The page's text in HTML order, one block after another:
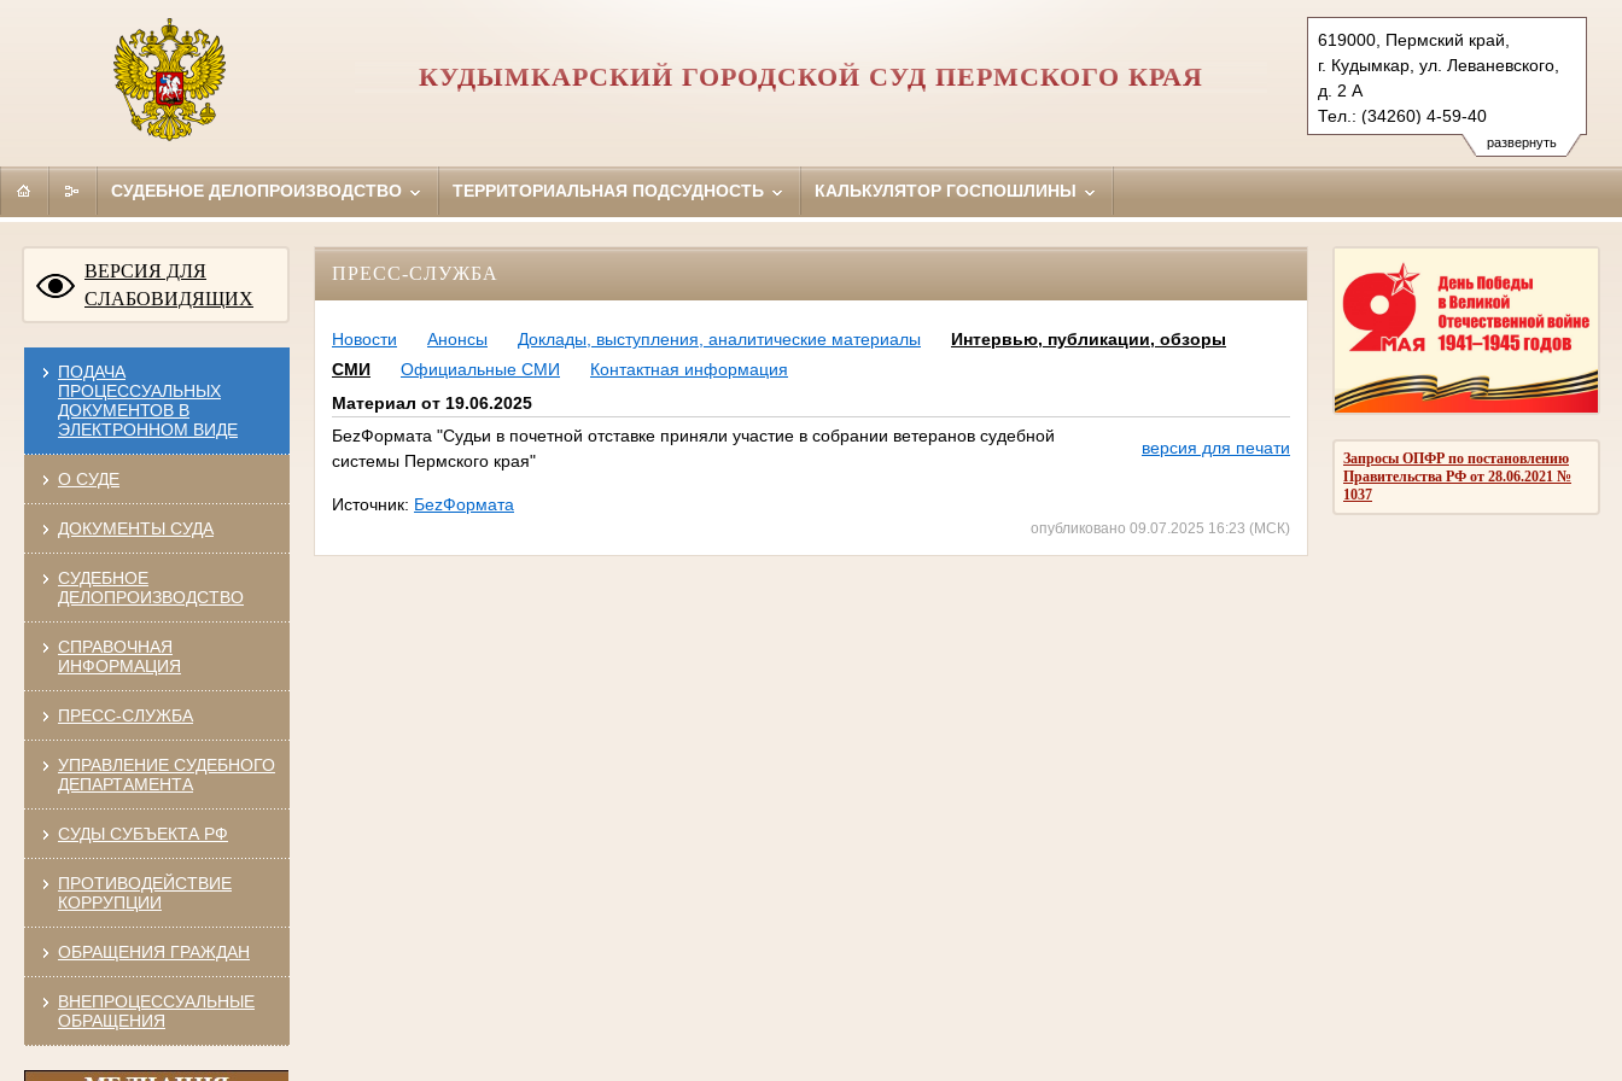
развернуть
619000, Пермский край,
г. Кудымкар, ул. Леваневского,
д. 2 А
Тел.: (34260) 4-59-40
kudymkarsky.kpo@sudrf.ru
КУДЫМКАРСКИЙ ГОРОДСКОЙ СУД ПЕРМСКОГО КРАЯ
СУДЕБНОЕ ДЕЛОПРОИЗВОДСТВО ТЕРРИТОРИАЛЬНАЯ ПОДСУДНОСТЬ КАЛЬКУЛЯТОР ГОСПОШЛИНЫ
ВЕРСИЯ ДЛЯ
СЛАБОВИДЯЩИХ
ПОДАЧА
ПРОЦЕССУАЛЬНЫХ
ДОКУМЕНТОВ В
ЭЛЕКТРОННОМ ВИДЕ
О СУДЕ
ДОКУМЕНТЫ СУДА
СУДЕБНОЕ
ДЕЛОПРОИЗВОДСТВО
СПРАВОЧНАЯ
ИНФОРМАЦИЯ
ПРЕСС-СЛУЖБА
УПРАВЛЕНИЕ СУДЕБНОГО
ДЕПАРТАМЕНТА
СУДЫ СУБЪЕКТА РФ
ПРОТИВОДЕЙСТВИЕ
КОРРУПЦИИ
ОБРАЩЕНИЯ ГРАЖДАН
ВНЕПРОЦЕССУАЛЬНЫЕ
ОБРАЩЕНИЯ
Запросы ОПФР по постановлению
Правительства РФ от 28.06.2021 №
1037
ПРЕСС-СЛУЖБА
Новости Анонсы Доклады, выступления, аналитические материалы
Интервью, публикации, обзоры
СМИ
Официальные СМИ
Контактная информация
Материал от 19.06.2025
БеzФормата "Судьи в почетной отставке приняли участие в собрании ветеранов судебной
системы Пермского края"
версия для печати
Источник: БеzФормата
опубликовано 09.07.2025 16:23 (МСК)